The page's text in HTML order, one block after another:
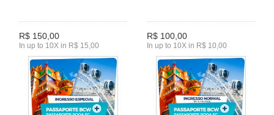
R$ 150,00
In up to 10X in R$ 15,00
R$ 100,00
In up to 10X in R$ 10,00